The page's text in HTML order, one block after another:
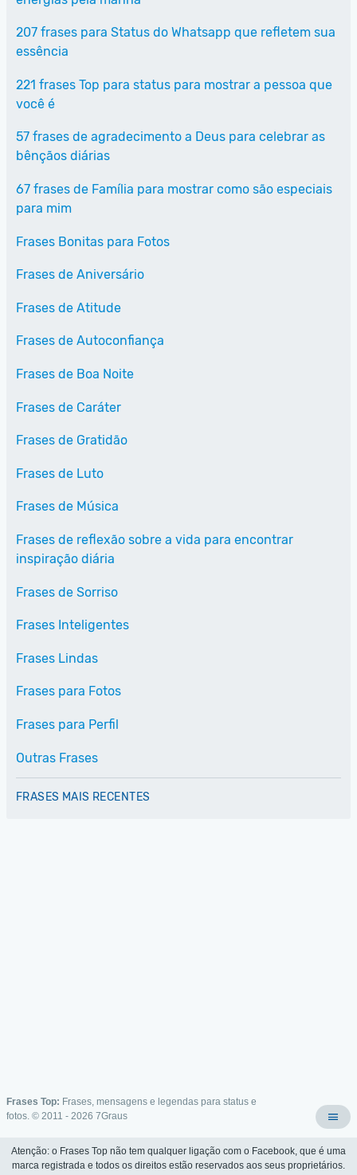
207 frases para Status do Whatsapp que refletem sua
essência
221 frases Top para status para mostrar a pessoa que
você é
57 frases de agradecimento a Deus para celebrar as
bênçãos diárias
67 frases de Família para mostrar como são especiais
para mim
Frases Bonitas para Fotos
Frases de Aniversário
Frases de Atitude
Frases de Autoconfiança
Frases de Boa Noite
Frases de Caráter
Frases de Gratidão
Frases de Luto
Frases de Música
Frases de reflexão sobre a vida para encontrar
inspiração diária
Frases de Sorriso
Frases Inteligentes
Frases Lindas
Frases para Fotos
Frases para Perfil
Outras Frases
FRASES MAIS RECENTES
Frases Top: Frases, mensagens e legendas para status e
fotos. © 2011 - 2026 7Graus
Atenção: o Frases Top não tem qualquer ligação com o Facebook, que é uma
marca registrada e todos os direitos estão reservados aos seus proprietários.